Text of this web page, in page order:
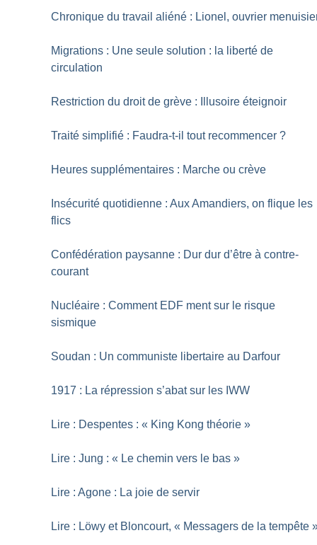
Chronique du travail aliéné : Lionel, ouvrier
Migrations : Une seule solution : la liberté de
circulation
Restriction du droit de grève : Illusoire éteignoir
Traité simplifié : Faudra-t-il tout recommencer ?
Heures supplémentaires : Marche ou crève
Insécurité quotidienne : Aux Amandiers, on flique les
flics
Confédération paysanne : Dur dur d’être à contre-
courant
Nucléaire : Comment EDF ment sur le risque
sismique
Soudan : Un communiste libertaire au Darfour
1917 : La répression s’abat sur les IWW
Lire : Despentes : « King Kong théorie »
Lire : Jung : « Le chemin vers le bas »
Lire : Agone : La joie de servir
Lire : Löwy et Bloncourt, « Messagers de la tempête